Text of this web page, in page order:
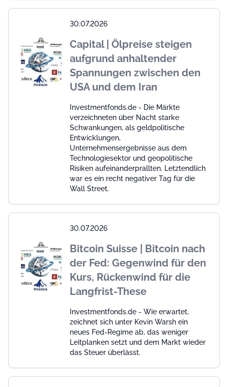
30.07.2026
Capital | Ölpreise steigen
aufgrund anhaltender
Spannungen zwischen den
USA und dem Iran
Investmentfonds.de - Die Märkte
verzeichneten über Nacht starke
Schwankungen, als geldpolitische
Entwicklungen,
Unternehmensergebnisse aus dem
Technologiesektor und geopolitische
Risiken aufeinanderprallten. Letztendlich
war es ein recht negativer Tag für die
Wall Street.
30.07.2026
Bitcoin Suisse | Bitcoin nach
der Fed: Gegenwind für den
Kurs, Rückenwind für die
Langfrist-These
Investmentfonds.de - Wie erwartet,
zeichnet sich unter Kevin Warsh ein
neues Fed-Regime ab, das weniger
Leitplanken setzt und dem Markt wieder
das Steuer überlässt.